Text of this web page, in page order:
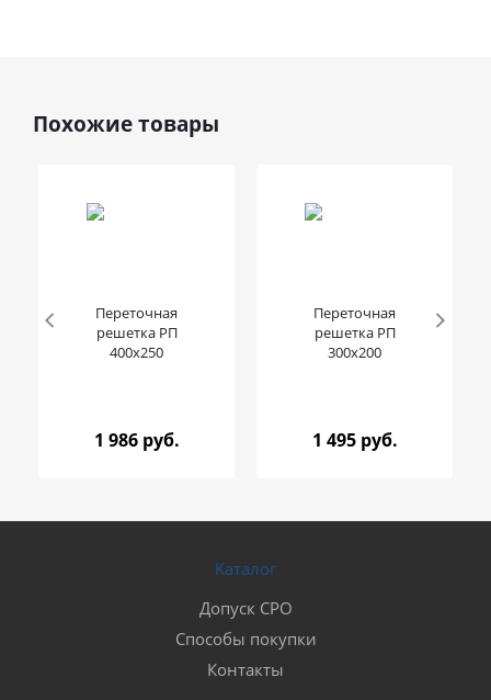
Похожие товары
Переточная
решетка РП
400x250
1 986 руб.
Переточная
решетка РП
300x200
1 495 руб.
Каталог
Допуск СРО
Способы покупки
Контакты